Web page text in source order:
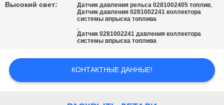
САЙТА
Высокий свет: Датчик давления рельса 0281002405 топлив,
Датчик давления 0281002241 коллектора
системы впрыска топлива
,
Датчик 0281002241 давления коллектора
системы впрыска топлива
КОНТАКТНЫЕ ДАННЫЕ!